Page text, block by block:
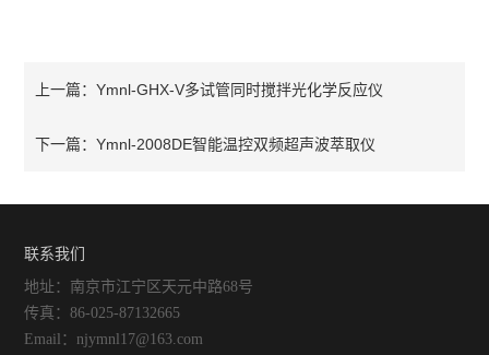
上一篇：Ymnl-GHX-V多试管同时搅拌光化学反应仪
下一篇：Ymnl-2008DE智能温控双频超声波萃取仪
联系我们
地址：南京市江宁区天元中路68号
传真：86-025-87132665
Email：njymnl17@163.com